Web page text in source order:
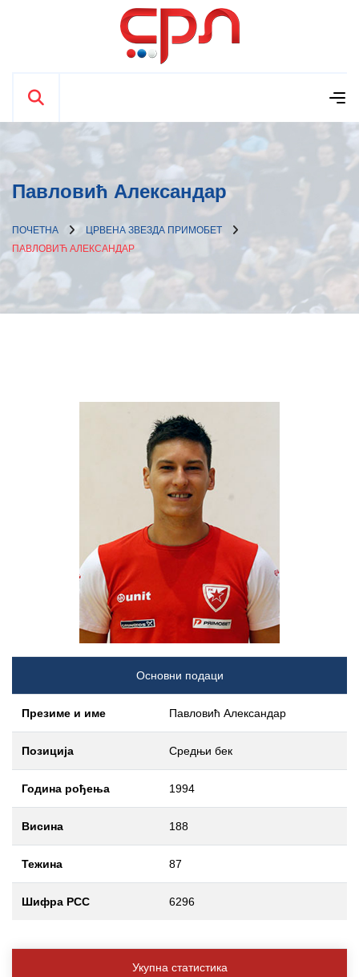
Павловић Александар
ПОЧЕТНА
ЦРВЕНА ЗВЕЗДА ПРИМОБЕТ
ПАВЛОВИЋ АЛЕКСАНДАР
Основни подаци
Презиме и име Павловић Александар
Позиција Средњи бек
Година рођења 1994
Висина 188
Тежина 87
Шифра РСС 6296
Укупна статистика